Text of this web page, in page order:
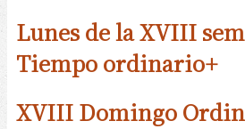
Lunes de la XVIII
Tiempo ordinario+
XVIII Domingo